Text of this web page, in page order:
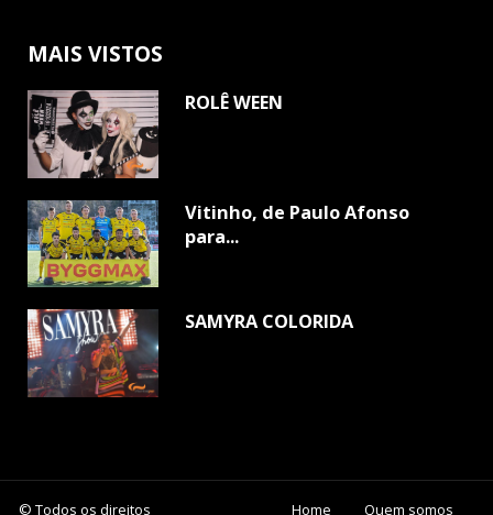
MAIS VISTOS
ROLÊ WEEN
Vitinho, de Paulo Afonso
para...
SAMYRA COLORIDA
© Todos os direitos Home Quem somos